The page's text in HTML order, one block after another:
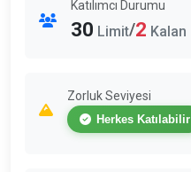
Katılımcı Durumu
30 Limit/2 Kalan
Zorluk Seviyesi
Herkes Katılabilir